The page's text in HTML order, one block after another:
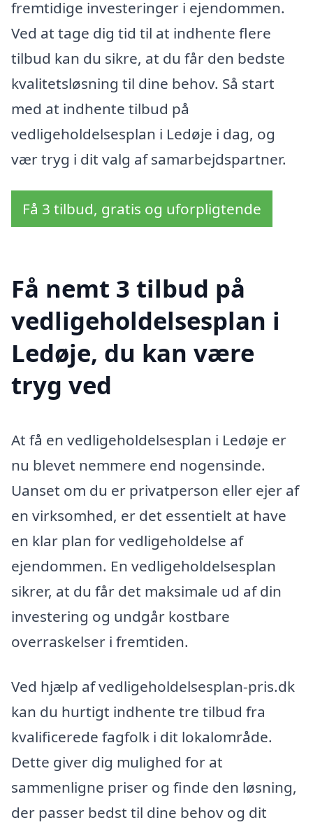
fremtidige investeringer i ejendommen.
Ved at tage dig tid til at indhente flere
tilbud kan du sikre, at du får den bedste
kvalitetsløsning til dine behov. Så start
med at indhente tilbud på
vedligeholdelsesplan i Ledøje i dag, og
vær tryg i dit valg af samarbejdspartner.
Få 3 tilbud, gratis og uforpligtende
Få nemt 3 tilbud på
vedligeholdelsesplan i
Ledøje, du kan være
tryg ved
At få en vedligeholdelsesplan i Ledøje er
nu blevet nemmere end nogensinde.
Uanset om du er privatperson eller ejer af
en virksomhed, er det essentielt at have
en klar plan for vedligeholdelse af
ejendommen. En vedligeholdelsesplan
sikrer, at du får det maksimale ud af din
investering og undgår kostbare
overraskelser i fremtiden.
Ved hjælp af vedligeholdelsesplan-pris.dk
kan du hurtigt indhente tre tilbud fra
kvalificerede fagfolk i dit lokalområde.
Dette giver dig mulighed for at
sammenligne priser og finde den løsning,
der passer bedst til dine behov og dit